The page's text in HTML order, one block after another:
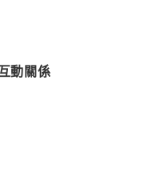
動關係